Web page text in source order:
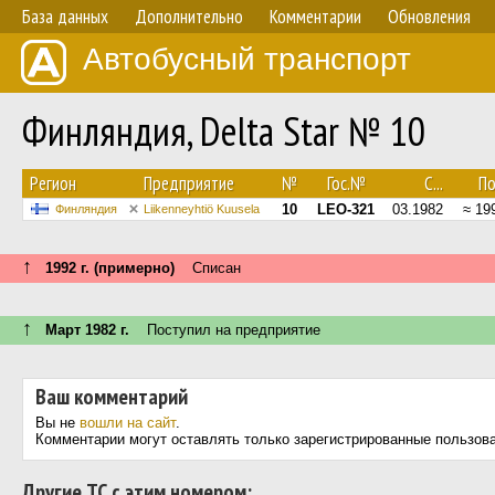
База данных Дополнительно Комментарии Обновления
Автобусный транспорт
Финляндия, Delta Star № 10
Регион Предприятие № Гос.№ С...
Финляндия Liikenneyhtiö Kuusela 10 LEO-321 03.1982 ≈
↑ 1992 г. (примерно) Списан
↑ Март 1982 г. Поступил на предприятие
Ваш комментарий
Вы не вошли на сайт.
Комментарии могут оставлять только зарегистрированные